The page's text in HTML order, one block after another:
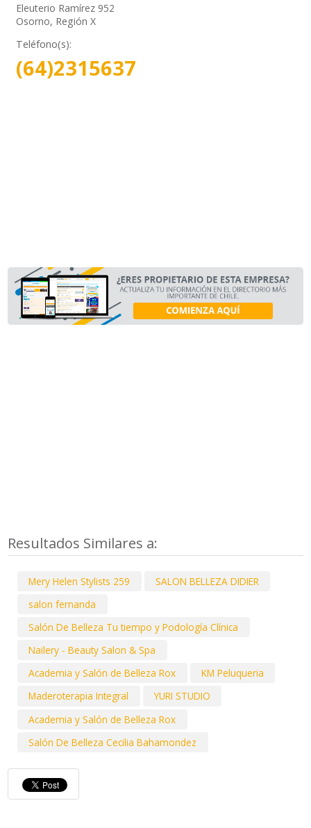
Eleuterio Ramírez 952
Osorno, Región X
Teléfono(s):
(64)2315637
Resultados Similares a:
Mery Helen Stylists 259
SALON BELLEZA DIDIER
salon fernanda
Salón De Belleza Tu tiempo y Podología Clínica
Nailery - Beauty Salon & Spa
Academia y Salón de Belleza Rox
KM Peluqueria
Maderoterapia Integral
YURI STUDIO
Academia y Salón de Belleza Rox
Salón De Belleza Cecilia Bahamondez